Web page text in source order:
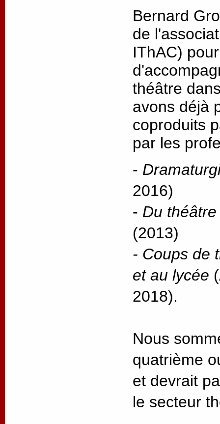
Bernard
de
IThAC)
théâtre
avons déjà
coproduits
par les
-
2016)
- Du
(2013)
- Coups de
et au lycée
2018).
Nous
quatrième
et devrait
le secteur